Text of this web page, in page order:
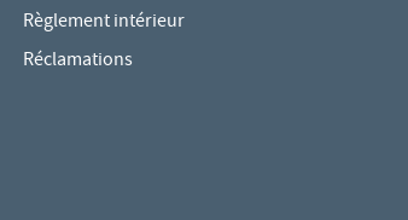
Règlement intérieur
Réclamations